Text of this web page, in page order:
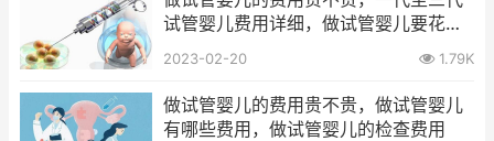
试管婴儿费用详细，做试管婴儿要花哪
些费用
2023-02-20 1.79K
做试管婴儿的费用贵不贵，做试管婴儿
有哪些费用，做试管婴儿的检查费用